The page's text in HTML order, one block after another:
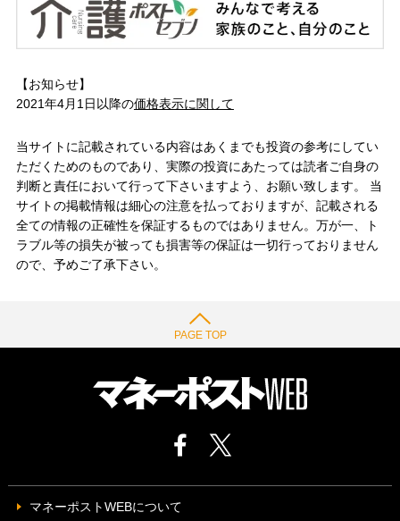
【お知らせ】
2021年4月1日以降の価格表示に関して
当サイトに記載されている内容はあくまでも投資の参考にしてい
ただくためのものであり、実際の投資にあたっては読者ご自身の
判断と責任において行って下さいますよう、お願い致します。 当
サイトの掲載情報は細心の注意を払っておりますが、記載される
全ての情報の正確性を保証するものではありません。万が一、ト
ラブル等の損失が被っても損害等の保証は一切行っておりません
ので、予めご了承下さい。
PAGE TOP
マネーポストWEBについて